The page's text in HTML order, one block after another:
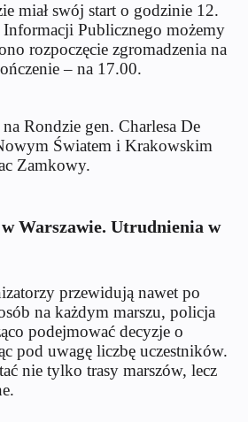
miał swój start o godzinie 12.
Publicznego możemy
rozpoczęcie zgromadzenia na
– na 17.00.
Rondzie gen. Charlesa De
Światem i Krakowskim
Zamkowy.
Warszawie. Utrudnienia w
przewidują nawet po
na każdym marszu, policja
podejmować decyzje o
pod uwagę liczbę uczestników.
nie tylko trasy marszów, lecz